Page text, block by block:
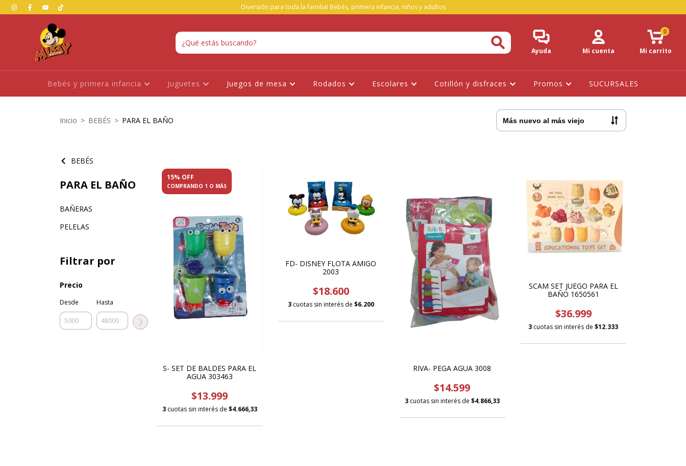
Diversión para toda la familia! Bebés, primera infancia, niños y adultos
Ayuda Mi cuenta Mi carrito
0
Bebés y primera infancia Juguetes Juegos de mesa Rodados Escolares Cotillón y disfraces Promos SUCURSALES
Inicio > BEBÉS > PARA EL BAÑO
BEBÉS
PARA EL BAÑO
BAÑERAS
PELELAS
Filtrar por
Precio
Desde Hasta
15% OFF
COMPRANDO 1 O MÁS
S- SET DE BALDES PARA EL
AGUA 303463
$13.999
3 cuotas sin interés de $4.666,33
FD- DISNEY FLOTA AMIGO
2003
$18.600
3 cuotas sin interés de $6.200
RIVA- PEGA AGUA 3008
$14.599
3 cuotas sin interés de $4.866,33
SCAM SET JUEGO PARA EL
BAÑO 1650561
$36.999
3 cuotas sin interés de$12.333